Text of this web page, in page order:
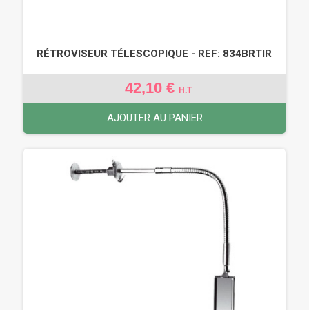
RÉTROVISEUR TÉLESCOPIQUE - REF: 834BRTIR
42,10 € H.T
AJOUTER AU PANIER